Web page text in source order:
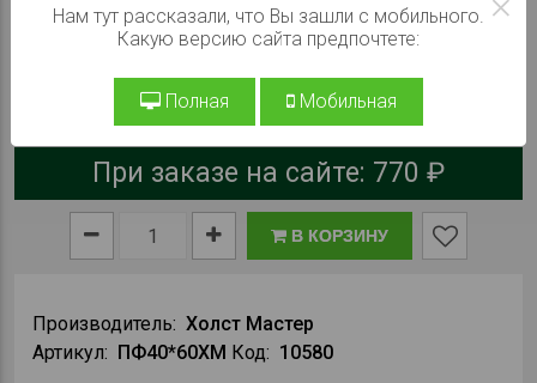
При заказе на сайте: 770 ₽
В КОРЗИНУ
Производитель: Холст Мастер
Артикул: ПФ40*60ХМ Код: 10580
Нам тут рассказали, что Вы зашли с мобильного.
Какую версию сайта предпочтете:
Полная Мобильная